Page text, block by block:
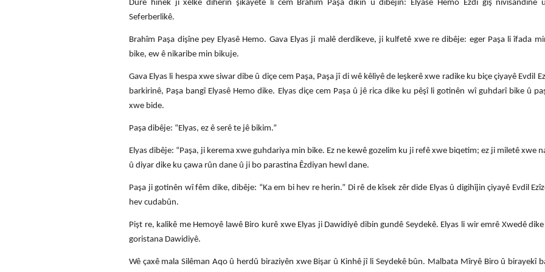
Dûre hinek ji xelkê diherin şikayetê li cem Brahîm Paşa dikin û dibêjin: Elyasê Hemo Êzdî giş nivîsandine
Seferberlikê.
Brahîm Paşa dişîne pey Elyasê Hemo. Gava Elyas ji malê derdikeve, ji kulfetê xwe re dibêje: eger Paşa li îfada
bike, ew ê nikaribe min bikuje.
Gava Elyas li hespa xwe siwar dibe û diçe cem Paşa, Paşa jî di wê kêliyê de leşkerê xwe radike ku biçe çiyayê Evdil
barkirinê, Paşa bangî Elyasê Hemo dike. Elyas diçe cem Paşa û jê rica dike ku pêşî li gotinên wî guhdarî bike û
xwe bide.
Paşa dibêje: “Elyas, ez ê serê te jê bikim.”
Elyas dibêje: “Paşa, ji kerema xwe guhdariya min bike. Ez ne kewê gozelim ku ji refê xwe biqetim; ez ji miletê xwe
û diyar dike ku çawa rûn dane û ji bo parastina Êzdiyan hewl dane.
Paşa ji gotinên wî fêm dike, dibêje: “Ka em bi hev re herin.” Di rê de kîsek zêr dide Elyas û digihîjin çiyayê Evdil
hev cudabûn.
Pişt re, kalikê me Hemoyê lawê Biro kurê xwe Elyas ji Dawidiyê dibin gundê Seydekê. Elyas li wir emrê Xwedê
goristana Dawidiyê.
Wê çaxê mala Silêman Aqo û herdû biraziyên xwe Bişar û Kinhê jî li Seydekê bûn. Malbata Mîryê Biro û birayekî